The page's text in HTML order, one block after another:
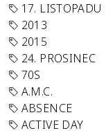
17. LISTOPADU
2013
2015
24. PROSINEC
70S
A.M.C.
ABSENCE
ACTIVE DAY